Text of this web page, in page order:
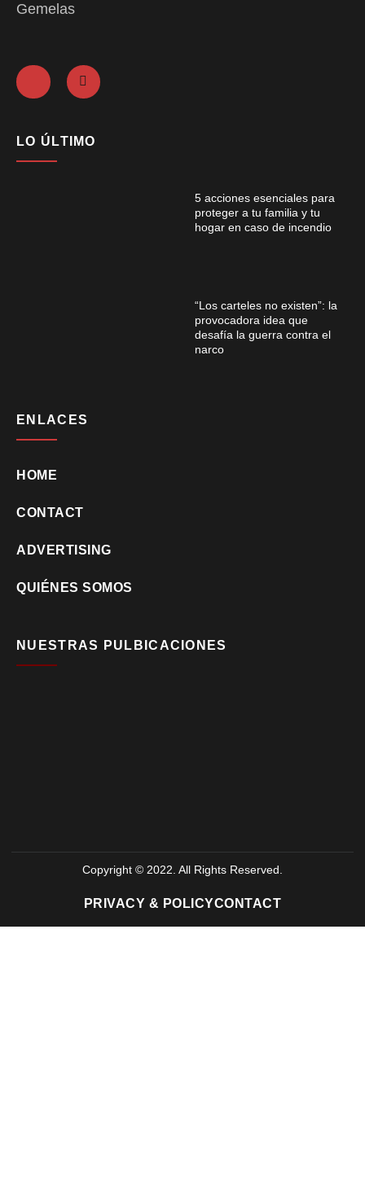
Gemelas
LO ÚLTIMO
5 acciones esenciales para
proteger a tu familia y tu
hogar en caso de incendio
“Los carteles no existen”: la
provocadora idea que
desafía la guerra contra el
narco
ENLACES
HOME
CONTACT
ADVERTISING
QUIÉNES SOMOS
NUESTRAS PULBICACIONES
Copyright © 2022. All Rights Reserved.
PRIVACY & POLICYCONTACT